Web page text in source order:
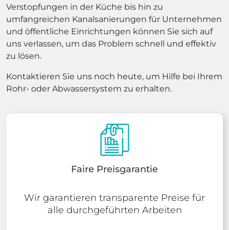
Verstopfungen in der Küche bis hin zu
umfangreichen Kanalsanierungen für Unternehmen
und öffentliche Einrichtungen können Sie sich auf
uns verlassen, um das Problem schnell und effektiv
zu lösen.
Kontaktieren Sie uns noch heute, um Hilfe bei Ihrem
Rohr- oder Abwassersystem zu erhalten.
Faire Preisgarantie
Wir garantieren transparente Preise für
alle durchgeführten Arbeiten